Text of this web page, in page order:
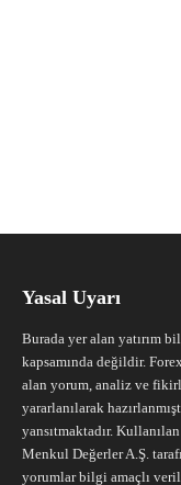
Yasal Uyarı
Burada yer alan yatırım
kapsamında değildir.
alan yorum, analiz ve
yararlanılarak
yansıtmaktadır.
Menkul Değerler A.Ş.
yorumlar bilgi amaçlı